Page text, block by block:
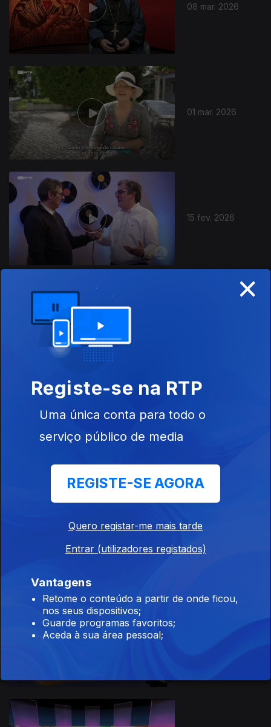
08 mar. 2026
01 mar. 2026
15 fev. 2026
909051
25 jan. 2026
×
Registe-se na RTP
Uma única conta para todo o
serviço público de media
REGISTE-SE AGORA
Quero registar-me mais tarde
Entrar (utilizadores registados)
Vantagens
Retome o conteúdo a partir de onde ficou,
nos seus dispositivos;
Guarde programas favoritos;
Aceda à sua área pessoal;